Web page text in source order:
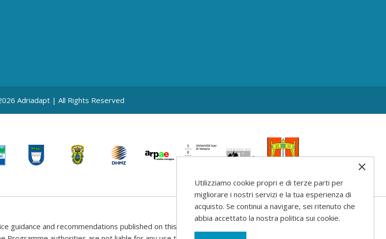
Adriadapt | All Rights Reserved
guidance and recommendations published on this web site
Utilizziamo cookie propri e di terze parti per
migliorare i nostri servizi e la tua esperienza di
acquisto. Se continui a navigare, sei ritenuto che
abbia accettato la nostra politica sui cookie.